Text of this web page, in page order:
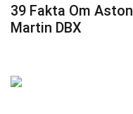
39 Fakta Om Aston
Martin DBX